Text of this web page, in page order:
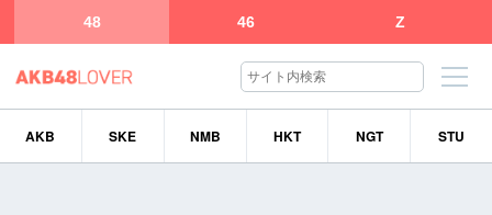
48 46 Z
AKB SKE NMB HKT NGT STU